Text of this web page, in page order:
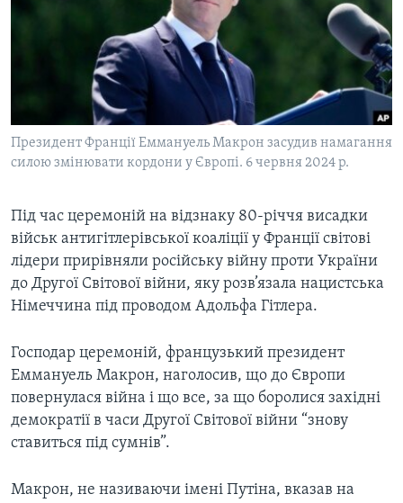
ЕКОНОМІКА
ІСТОРІЇ УСПІХУ УКРАЇНЦІВ
ТЕЛЕПРОГРАМИ
БРИФІНГ ГОЛОСУ АМЕРИКИ
ВІКНО В АМЕРИКУ
ПОГЛЯД З ВАШИНГТОНА
Learning English
МИ В СОЦМЕРЕЖАХ
Мови
Президент Франції Еммануель Макрон засудив намагання
силою змінювати кордони у Європі. 6 червня 2024 р.
Під час церемоній на відзнаку 80-річчя висадки
військ антигітлерівської коаліції у Франції світові
лідери прирівняли російську війну проти України
до Другої Світової війни, яку розв’язала нацистська
Німеччина під проводом Адольфа Гітлера.
Господар церемоній, французький президент
Еммануель Макрон, наголосив, що до Європи
повернулася війна і що все, за що боролися західні
демократії в часи Другої Світової війни “знову
ставиться під сумнів”.
Макрон, не називаючи імені Путіна, вказав на